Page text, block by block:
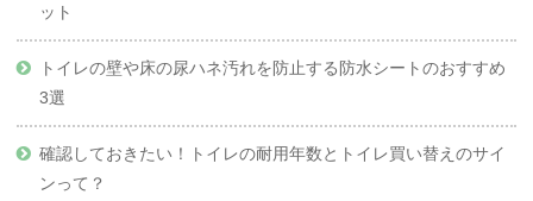
ット
トイレの壁や床の尿ハネ汚れを防止する防水シートのおすすめ
3選
確認しておきたい！トイレの耐用年数とトイレ買い替えのサイ
ンって？